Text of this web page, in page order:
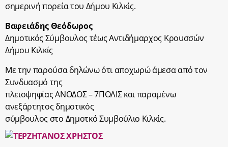
σημερινή πορεία του Δήμου Κιλκίς.
Βαφειάδης Θεόδωρος
Δημοτικός Σύμβουλος τέως Αντιδήμαρχος Κρουσσών
Δήμου Κιλκίς
Με την παρούσα δηλώνω ότι αποχωρώ άμεσα από τον
Συνδυασμό της
πλειοψηφίας ΑΝΟΔΟΣ – 7ΠΟΛΙΣ και παραμένω
ανεξάρτητος δημοτικός
σύμβουλος στο Δημοτκό Συμβούλιο Κιλκίς.